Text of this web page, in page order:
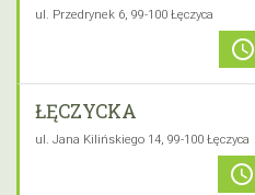
ul. Przedrynek 6, 99-100 Łęczyca
schedule
ŁĘCZYCKA
ul. Jana Kilińskiego 14, 99-100 Łęczyca
schedule